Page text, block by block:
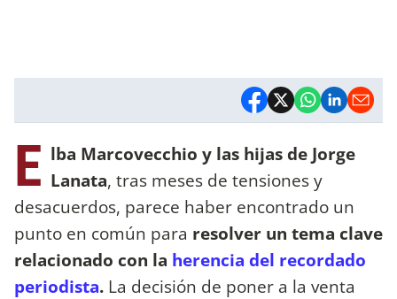
E lba Marcovecchio y las hijas de Jorge
Lanata, tras meses de tensiones y
desacuerdos, parece haber encontrado un
punto en común para resolver un tema clave
relacionado con la herencia del recordado
periodista. La decisión de poner a la venta